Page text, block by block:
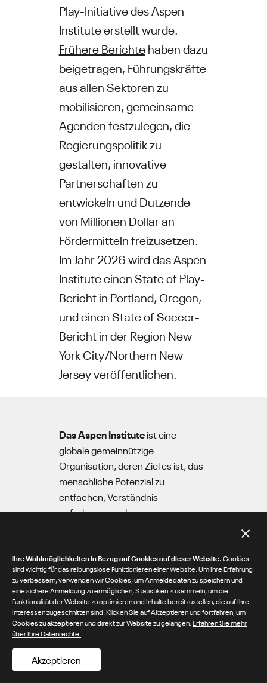
Play-Initiative des Aspen
Institute erstellt wurde.
Frühere Berichtehaben dazu
beigetragen, Führungskräfte
aus allen Sektoren zu
mobilisieren, gemeinsame
Agenden festzulegen, die
Regierungspolitik zu
gestalten, innovative
Partnerschaften zu
entwickeln und Dutzende
von Millionen Dollar an
Fördermitteln freizusetzen.
Im Jahr 2026 wird das Aspen
Institute einen State of Play-
Bericht in Portland, Oregon,
und einen State of Soccer-
Bericht in der Region New
York City/Northern New
Jersey veröffentlichen.
DasAspen Instituteist eine
globale gemeinnützige
Organisation, deren Ziel es ist, das
menschliche Potenzial zu
entfachen, Verständnis
aufzubauen und neue
gegründete Institut treibt den
Wandel durch Dialog, Führung und
Handeln voran, um die größten
Herausforderungen der
Gesellschaft zu lösen. Die
Hauptinitiative des Aspen Institute
Sports & Society Program ist
Project Play, das Erkenntnisse,
Ihre Wahlmöglichkeiten in Bezug auf Cookies auf dieser Website.Cookies
sind wichtig für das reibungslose Funktionieren einer Website. Um Ihre Erfahrung
zu verbessern, verwenden wir Cookies, um Anmeldedaten zu speichern und
eine sichere Anmeldung zu ermöglichen, Statistiken zu sammeln, um die
Funktionalität der Website zu optimieren und Inhalte bereitzustellen, die auf Ihre
Interessen zugeschnitten sind. Klicken Sie auf Akzeptieren und fortfahren, um
Cookies zu akzeptieren und direkt zur Website zu gelangen. Erfahren Sie mehr
über Ihre Datenrechte.
Akzeptieren